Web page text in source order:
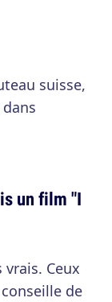
suisse,
un film "I
Ceux
de